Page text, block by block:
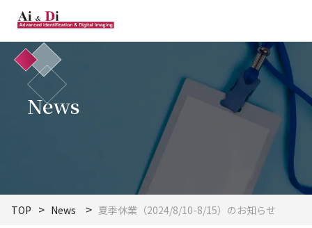
News
TOP News 夏季休業（2024/8/10-8/15）のお知らせ